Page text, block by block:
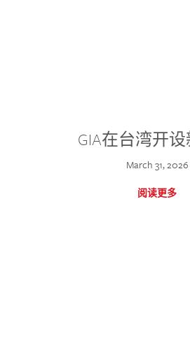
GIA在台湾开
March 31, 2026
阅读更多